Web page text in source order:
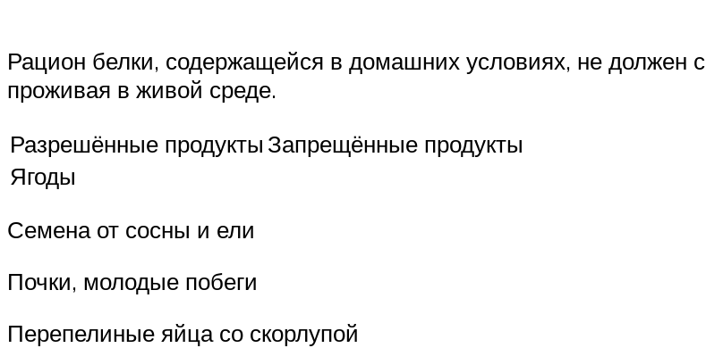
Рацион белки, содержащейся в домашних условиях, не должен
проживая в живой среде.
Разрешённые продукты Запрещённые продукты
Ягоды
Семена от сосны и ели
Почки, молодые побеги
Перепелиные яйца со скорлупой